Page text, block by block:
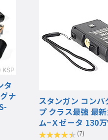
タ
ナ
スタンガン コンパ
プ クラス最強 最
ム−Ｘゼータ 130
(7)